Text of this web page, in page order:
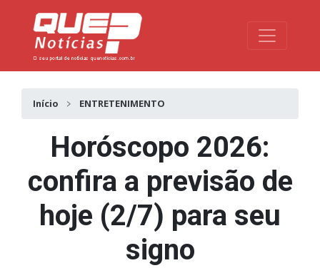
Toggle
Início ENTRETENIMENTO
Horóscopo 2026:
confira a previsão de
hoje (2/7) para seu
signo